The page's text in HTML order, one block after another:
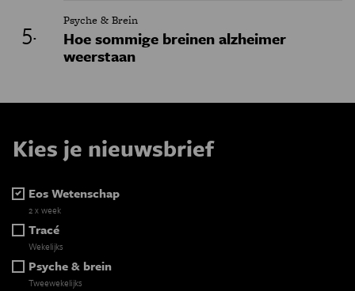
Psyche & Brein
Hoe sommige breinen alzheimer
weerstaan
Kies je nieuwsbrief
Eos Wetenschap
2 x week
Tracé
Wekelijks
Psyche & brein
Tweewekelijks